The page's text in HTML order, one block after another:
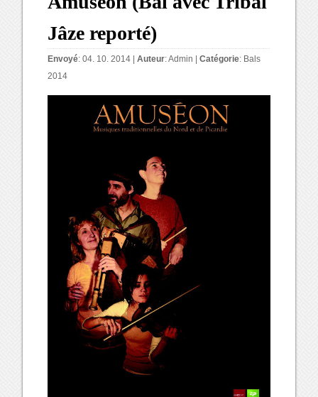
Jâze reporté)
Envoyé: 04. 10. 2014 |Auteur:Admin |Catégorie: Bals
2014